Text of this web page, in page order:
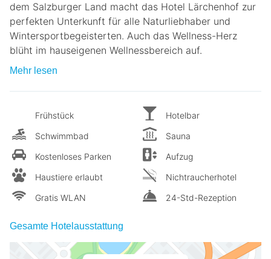
dem Salzburger Land macht das Hotel Lärchenhof zur
perfekten Unterkunft für alle Naturliebhaber und
Wintersportbegeisterten. Auch das Wellness-Herz
blüht im hauseigenen Wellnessbereich auf.
Mehr lesen
Frühstück
Schwimmbad
Kostenloses Parken
Haustiere erlaubt
Gratis WLAN
Hotelbar
Sauna
Aufzug
Nichtraucherhotel
24-Std-Rezeption
Gesamte Hotelausstattung